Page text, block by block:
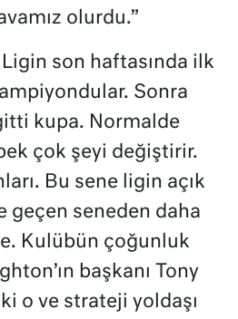
olurdu.”
son haftasında ilk
Sonra
kupa. Normalde
çok şeyi değiştirir.
Bu sene ligin açık
geçen seneden daha
Kulübün çoğunluk
başkanı Tony
o ve strateji yoldaşı